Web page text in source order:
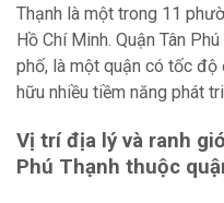
Thạnh là một trong 11
Hồ Chí Minh. Quận Tân
phố, là một quận có tốc độ
hữu nhiều tiềm năng phát
Vị trí địa lý và ranh
Phú Thạnh thuộc